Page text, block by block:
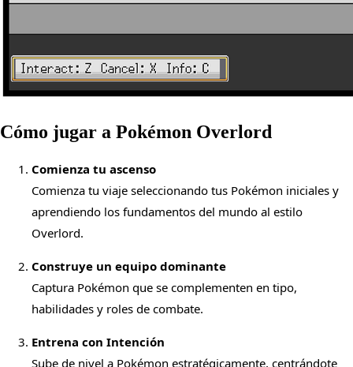
Cómo jugar a Pokémon Overlord
Comienza tu ascenso
Comienza tu viaje seleccionando tus Pokémon iniciales y
aprendiendo los fundamentos del mundo al estilo
Overlord.
Construye un equipo dominante
Captura Pokémon que se complementen en tipo,
habilidades y roles de combate.
Entrena con Intención
Sube de nivel a Pokémon estratégicamente, centrándote